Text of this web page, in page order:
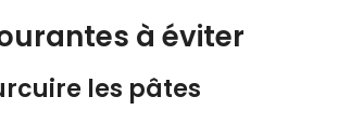
à éviter
les pâtes